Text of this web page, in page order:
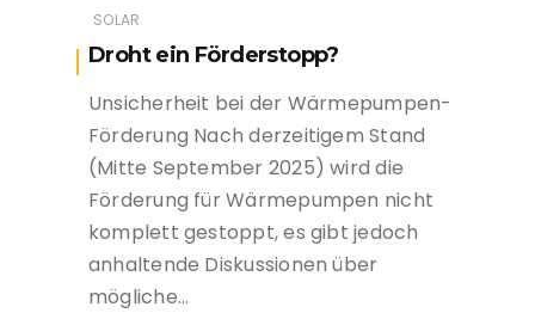
SOLAR
Droht ein Förderstopp?
Unsicherheit bei der Wärmepumpen-
Förderung Nach derzeitigem Stand
(Mitte September 2025) wird die
Förderung für Wärmepumpen nicht
komplett gestoppt, es gibt jedoch
anhaltende Diskussionen über
mögliche…